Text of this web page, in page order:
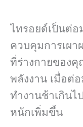
ไทรอยด์เป็นต่
ควบคุมการเผ
ที่ร่างกายของคุ
พลังงาน เมื่อต่
ทำงานช้าเกิน
หนักเพิ่มขึ้น